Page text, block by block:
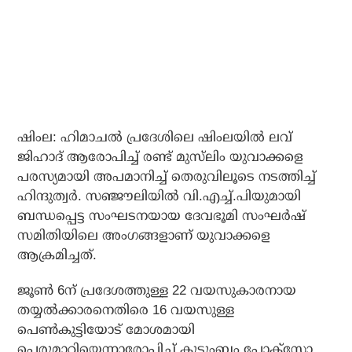
ഷിംല: ഹിമാചല്‍ പ്രദേശിലെ ഷിംലയില്‍ ലവ്
ജിഹാദ് ആരോപിച്ച് രണ്ട് മുസ്‌ലിം യുവാക്കളെ
പരസ്യമായി അപമാനിച്ച് തെരുവിലൂടെ നടത്തിച്ച്
ഹിന്ദുത്വര്‍. സഞ്ജൗലിയില്‍ വി.എച്ച്.പിയുമായി
ബന്ധപ്പെട്ട സംഘടനയായ ദേവഭൂമി സംഘര്‍ഷ്
സമിതിയിലെ അംഗങ്ങളാണ് യുവാക്കളെ
ആക്രമിച്ചത്.
ജൂണ്‍ 6ന് പ്രദേശത്തുള്ള 22 വയസുകാരനായ
തയ്യല്‍ക്കാരനെതിരെ 16 വയസുള്ള
പെണ്‍കുട്ടിയോട് മോശമായി